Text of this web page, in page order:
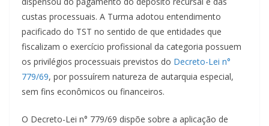
custas processuais. A Turma adotou entendimento
pacificado do TST no sentido de que entidades que
fiscalizam o exercício profissional da categoria possuem
os privilégios processuais previstos do Decreto-Lei n°
779/69, por possuírem natureza de autarquia especial,
sem fins econômicos ou financeiros.
O Decreto-Lei n° 779/69 dispõe sobre a aplicação de